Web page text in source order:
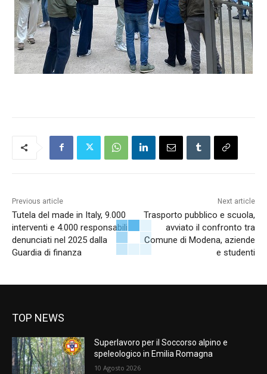
Previous article
Tutela del made in Italy, 9.000
interventi e 4.000 responsabili
denunciati nel 2025 dalla
Guardia di finanza
Next article
Trasporto pubblico e scuola,
avviato il confronto tra
Comune di Modena, aziende
e studenti
TOP NEWS
Superlavoro per il Soccorso alpino e
speleologico in Emilia Romagna
10 Agosto 2026